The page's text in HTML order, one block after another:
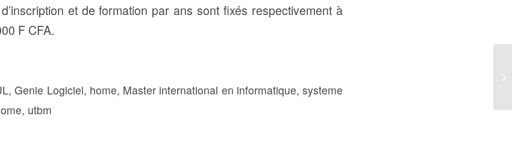
et de formation par ans sont fixés respectivement à
F CFA.
,Genie Logiciel, home, Master international en informatique, systeme
, utbm